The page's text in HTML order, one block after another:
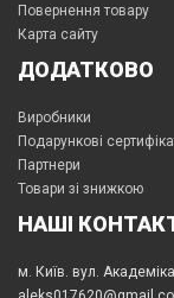
Повернення товару
Карта сайту
ДОДАТКОВО
Виробники
Подарункові
Партнери
Товари зі знижкою
НАШІ
м. Київ. вул.